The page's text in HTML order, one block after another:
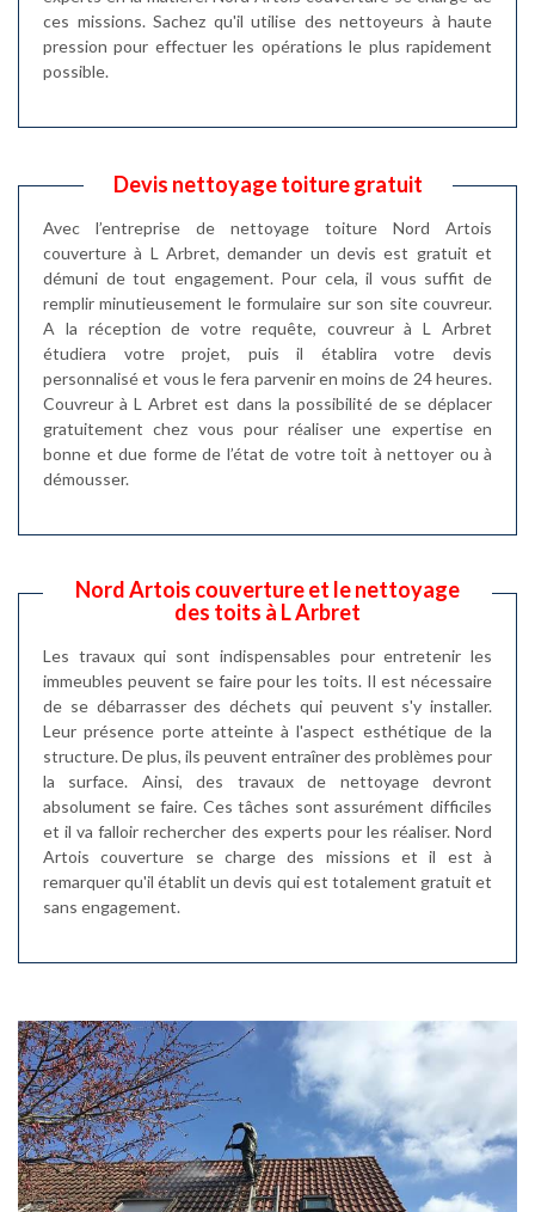
ces missions. Sachez qu'il utilise des nettoyeurs à haute
pression pour effectuer les opérations le plus rapidement
possible.
Devis nettoyage toiture gratuit
Avec l’entreprise de nettoyage toiture Nord Artois
couverture à L Arbret, demander un devis est gratuit et
démuni de tout engagement. Pour cela, il vous suffit de
remplir minutieusement le formulaire sur son site couvreur.
A la réception de votre requête, couvreur à L Arbret
étudiera votre projet, puis il établira votre devis
personnalisé et vous le fera parvenir en moins de 24 heures.
Couvreur à L Arbret est dans la possibilité de se déplacer
gratuitement chez vous pour réaliser une expertise en
bonne et due forme de l’état de votre toit à nettoyer ou à
démousser.
Nord Artois couverture et le nettoyage
des toits à L Arbret
Les travaux qui sont indispensables pour entretenir les
immeubles peuvent se faire pour les toits. Il est nécessaire
de se débarrasser des déchets qui peuvent s'y installer.
Leur présence porte atteinte à l'aspect esthétique de la
structure. De plus, ils peuvent entraîner des problèmes pour
la surface. Ainsi, des travaux de nettoyage devront
absolument se faire. Ces tâches sont assurément difficiles
et il va falloir rechercher des experts pour les réaliser. Nord
Artois couverture se charge des missions et il est à
remarquer qu'il établit un devis qui est totalement gratuit et
sans engagement.